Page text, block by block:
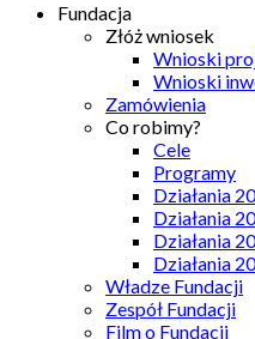
Fundacja
Złóż wniosek
Wnioski
Wnioski
Zamówienia
Co robimy?
Cele
Programy
Działania
Działania
Działania
Działania
Władze Fundacji
Zespół Fundacji
Film o Fundacji